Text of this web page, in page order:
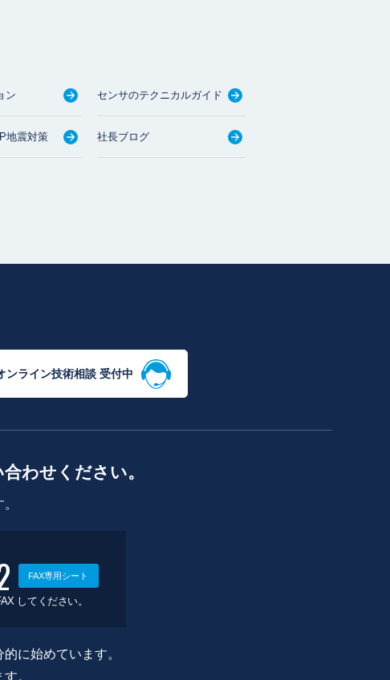
ン センサのテクニカルガイド
地震対策 社長ブログ
ンライン技術相談 受付中
わせください。
FAX専用シート
してください。
に始めています。
。